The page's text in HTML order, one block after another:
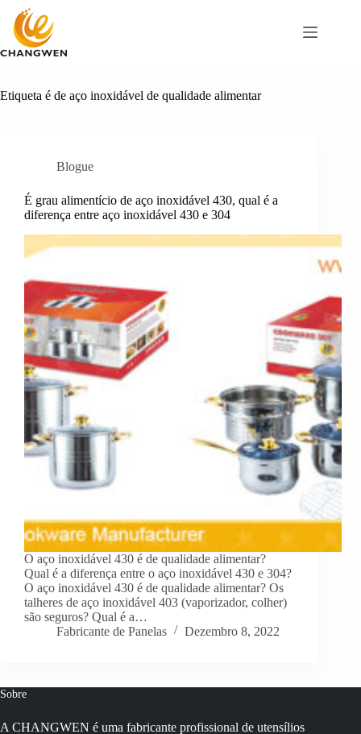
para
conteúdo
Etiqueta é de aço inoxidável de qualidade alimentar
Blogue
É grau alimentício de aço inoxidável 430, qual é a
diferença entre aço inoxidável 430 e 304
O aço inoxidável 430 é de qualidade alimentar?
Qual é a diferença entre o aço inoxidável 430 e 304?
O aço inoxidável 430 é de qualidade alimentar? Os
talheres de aço inoxidável 403 (vaporizador, colher)
são seguros? Qual é a…
Fabricante de Panelas
Dezembro 8, 2022
Sobre
A CHANGWEN é uma fabricante profissional de utensílios